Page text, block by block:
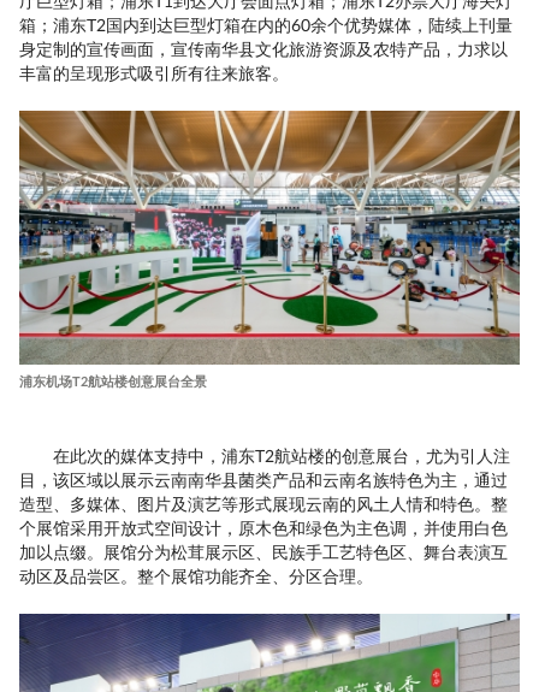
箱；浦东T2国内到达巨型灯箱在内的60余个优势媒体，陆续上刊量
身定制的宣传画面，宣传南华县文化旅游资源及农特产品，力求以
丰富的呈现形式吸引所有往来旅客。
浦东机场T2航站楼创意展台全景
在此次的媒体支持中，浦东T2航站楼的创意展台，尤为引人注
目，该区域以展示云南南华县菌类产品和云南名族特色为主，通过
造型、多媒体、图片及演艺等形式展现云南的风土人情和特色。整
个展馆采用开放式空间设计，原木色和绿色为主色调，并使用白色
加以点缀。展馆分为松茸展示区、民族手工艺特色区、舞台表演互
动区及品尝区。整个展馆功能齐全、分区合理。